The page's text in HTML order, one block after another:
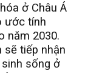
ở Châu Á
ước tính
năm 2030.
sẽ tiếp nhận
sống ở